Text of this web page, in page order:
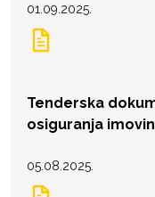
01.09.2025.
Tenderska
osiguranja
05.08.2025.